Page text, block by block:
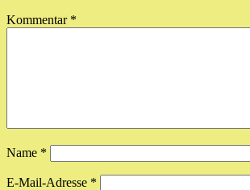
Kommentar *
Name *
E-Mail-Adresse *